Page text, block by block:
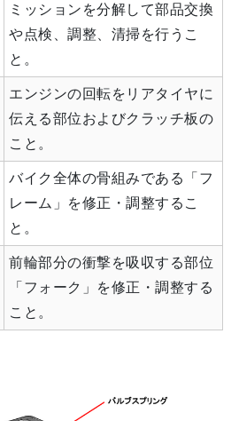
ミッションを分解して部品交換
や点検、調整、清掃を行うこ
と。
エンジンの回転をリアタイヤに
伝える部位およびクラッチ板の
こと。
バイク全体の骨組みである「フ
レーム」を修正・調整するこ
と。
前輪部分の衝撃を吸収する部位
「フォーク」を修正・調整する
こと。